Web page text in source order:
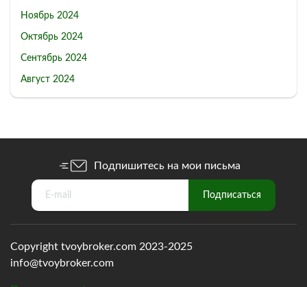
Ноябрь 2024
Октябрь 2024
Сентябрь 2024
Август 2024
Подпишитесь на мои письма
Copyright tvoybroker.com 2023-2025
info@tvoybroker.com